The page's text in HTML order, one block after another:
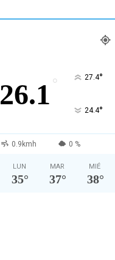
26.1 ° 27.4°
24.4°
0.9kmh 0 %
LUN
35°
MAR
37°
MIÉ
38°